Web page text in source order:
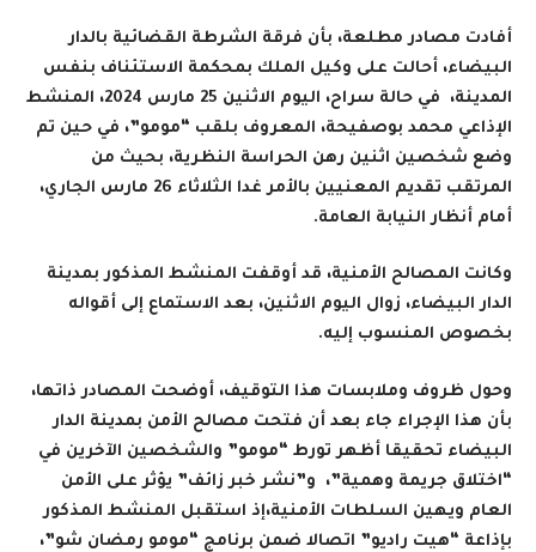
أفادت مصادر مطلعة، بأن فرقة الشرطة القضائية بالدار
البيضاء، أحالت على وكيل الملك بمحكمة الاستئناف بنفس
المدينة، في حالة سراح، اليوم الاثنين 25 مارس 2024، المنشط
الإذاعي محمد بوصفيحة، المعروف بلقب “مومو”، في حين تم
وضع شخصين اثنين رهن الحراسة النظرية، بحيث من
المرتقب تقديم المعنيين بالأمر غدا الثلاثاء 26 مارس الجاري،
أمام أنظار النيابة العامة.
وكانت المصالح الأمنية، قد أوقفت المنشط المذكور بمدينة
الدار البيضاء، زوال اليوم الاثنين، بعد الاستماع إلى أقواله
بخصوص المنسوب إليه.
وحول ظروف وملابسات هذا التوقيف، أوضحت المصادر ذاتها،
بأن هذا الإجراء جاء بعد أن فتحت مصالح الأمن بمدينة الدار
البيضاء تحقيقا أظهر تورط “مومو” والشخصين الآخرين في
“اختلاق جريمة وهمية”، و”نشر خبر زائف” يؤثر على الأمن
العام ويهين السلطات الأمنية،إذ استقبل المنشط المذكور
بإذاعة “هيت راديو” اتصالا ضمن برنامج “مومو رمضان شو”،